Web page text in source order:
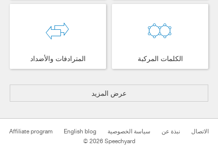
المترادفات والأضداد الكلمات المركبة
عرض المزيد
Affiliate program English blog سياسة الخصوصية نبذة عن
الاتصال
© 2026 Speechyard